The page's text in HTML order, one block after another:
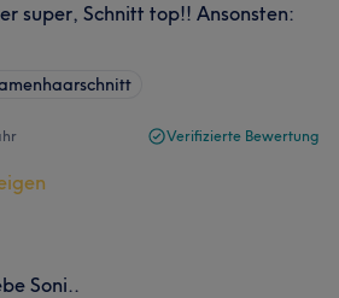
super, Schnitt top!! Ansonsten:
Verifizierte Bewertung
Soni..